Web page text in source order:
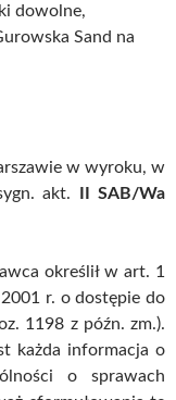
dowolne,
Sand na
w wyroku, w
akt.
II SAB/Wa
określił w art. 1
r. o dostępie do
1198 z późn. zm.).
każda informacja o
o sprawach